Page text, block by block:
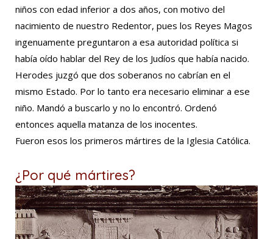
niños con edad inferior a dos años, con motivo del
nacimiento de nuestro Redentor, pues los Reyes Magos
ingenuamente preguntaron a esa autoridad política si
había oído hablar del Rey de los Judíos que había nacido.
Herodes juzgó que dos soberanos no cabrían en el
mismo Estado. Por lo tanto era necesario eliminar a ese
niño. Mandó a buscarlo y no lo encontró. Ordenó
entonces aquella matanza de los inocentes.
Fueron esos los primeros mártires de la Iglesia Católica.
¿Por qué mártires?